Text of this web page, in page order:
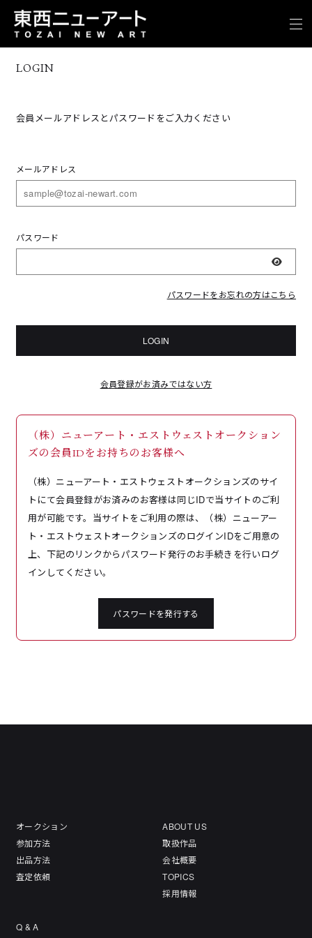
LOGIN
会員メールアドレスとパスワードをご入力ください
メールアドレス
パスワード
表示
パスワードをお忘れの方はこちら
LOGIN
会員登録がお済みではない方
（株）ニューアート・エストウェストオークション
ズの会員IDをお持ちのお客様へ
（株）ニューアート・エストウェストオークションズのサイ
トにて会員登録がお済みのお客様は同じIDで当サイトのご利
用が可能です。当サイトをご利用の際は、（株）ニューアー
ト・エストウェストオークションズのログインIDをご用意の
上、下記のリンクからパスワード発行のお手続きを行いログ
インしてください。
パスワードを発行する
オークション
参加方法
出品方法
査定依頼
ABOUT US
取扱作品
会社概要
TOPICS
採用情報
Q & A